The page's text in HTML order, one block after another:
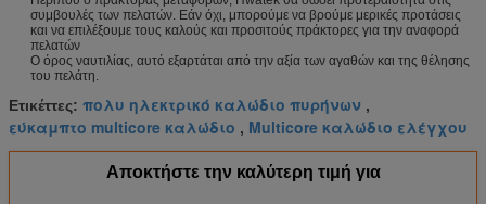
συμβουλές των πελατών. Εάν όχι, μπορούμε να βρούμε μερικές προτάσεις
και να επιλέξουμε τους καλούς και προσιτούς πράκτορες για την αναφορά
πελατών
Ο όρος ναυτιλίας, αυτό εξαρτάται από την αξία των αγαθών και της θέλησης
του πελάτη.
Ετικέττες: πολυ ηλεκτρικό καλώδιο πυρήνων ,
εύκαμπτο multicore καλώδιο , Multicore καλώδιο ελέγχου
Αποκτήστε την καλύτερη τιμή για